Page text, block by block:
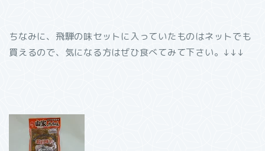
ちなみに、飛騨の味セットに入っていたものはネットでも
買えるので、気になる方はぜひ食べてみて下さい。↓↓↓